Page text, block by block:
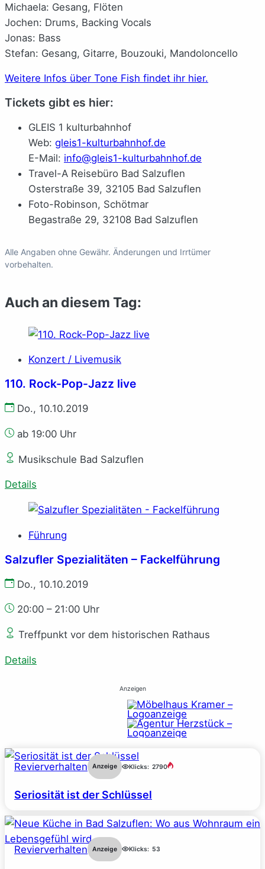
Michaela: Gesang, Flöten
Jochen: Drums, Backing Vocals
Jonas: Bass
Stefan: Gesang, Gitarre, Bouzouki, Mandoloncello
Weitere Infos über Tone Fish findet ihr hier.
Tickets gibt es hier:
GLEIS 1 kulturbahnhof
Web: gleis1-kulturbahnhof.de
E-Mail: info@gleis1-kulturbahnhof.de
Travel-A Reisebüro Bad Salzuflen
Osterstraße 39, 32105 Bad Salzuflen
Foto-Robinson, Schötmar
Begastraße 29, 32108 Bad Salzuflen
Alle Angaben ohne Gewähr. Änderungen und Irrtümer
vorbehalten.
Auch an diesem Tag:
Konzert / Livemusik
110. Rock-Pop-Jazz live
Do., 10.10.2019
ab 19:00 Uhr
Musikschule Bad Salzuflen
Details
Führung
Salzufler Spezialitäten – Fackelführung
Do., 10.10.2019
20:00 – 21:00 Uhr
Treffpunkt vor dem historischen Rathaus
Details
Anzeigen
Revierverhalten Anzeige Klicks: 2790
Seriosität ist der Schlüssel
Revierverhalten Anzeige Klicks: 53